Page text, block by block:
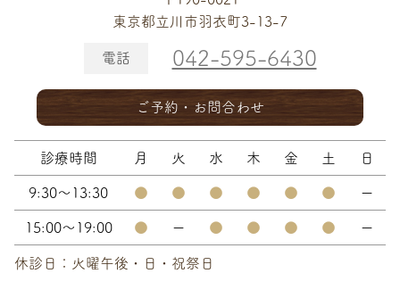
東京都立川市羽衣町3-13-7
電話 042-595-6430
ご予約・お問合わせ
診療時間 月 火 水 木 金 土 日
9:30～13:30 ● ● ● ● ● ● ー
15:00～19:00 ● ー ● ● ● ● ー
休診日：火曜午後・日・祝祭日